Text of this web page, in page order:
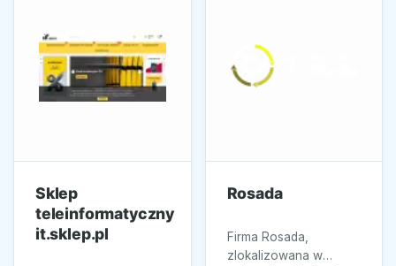
Sklep
teleinformatyczny
it.sklep.pl
Rosada
Firma Rosada,
zlokalizowana w